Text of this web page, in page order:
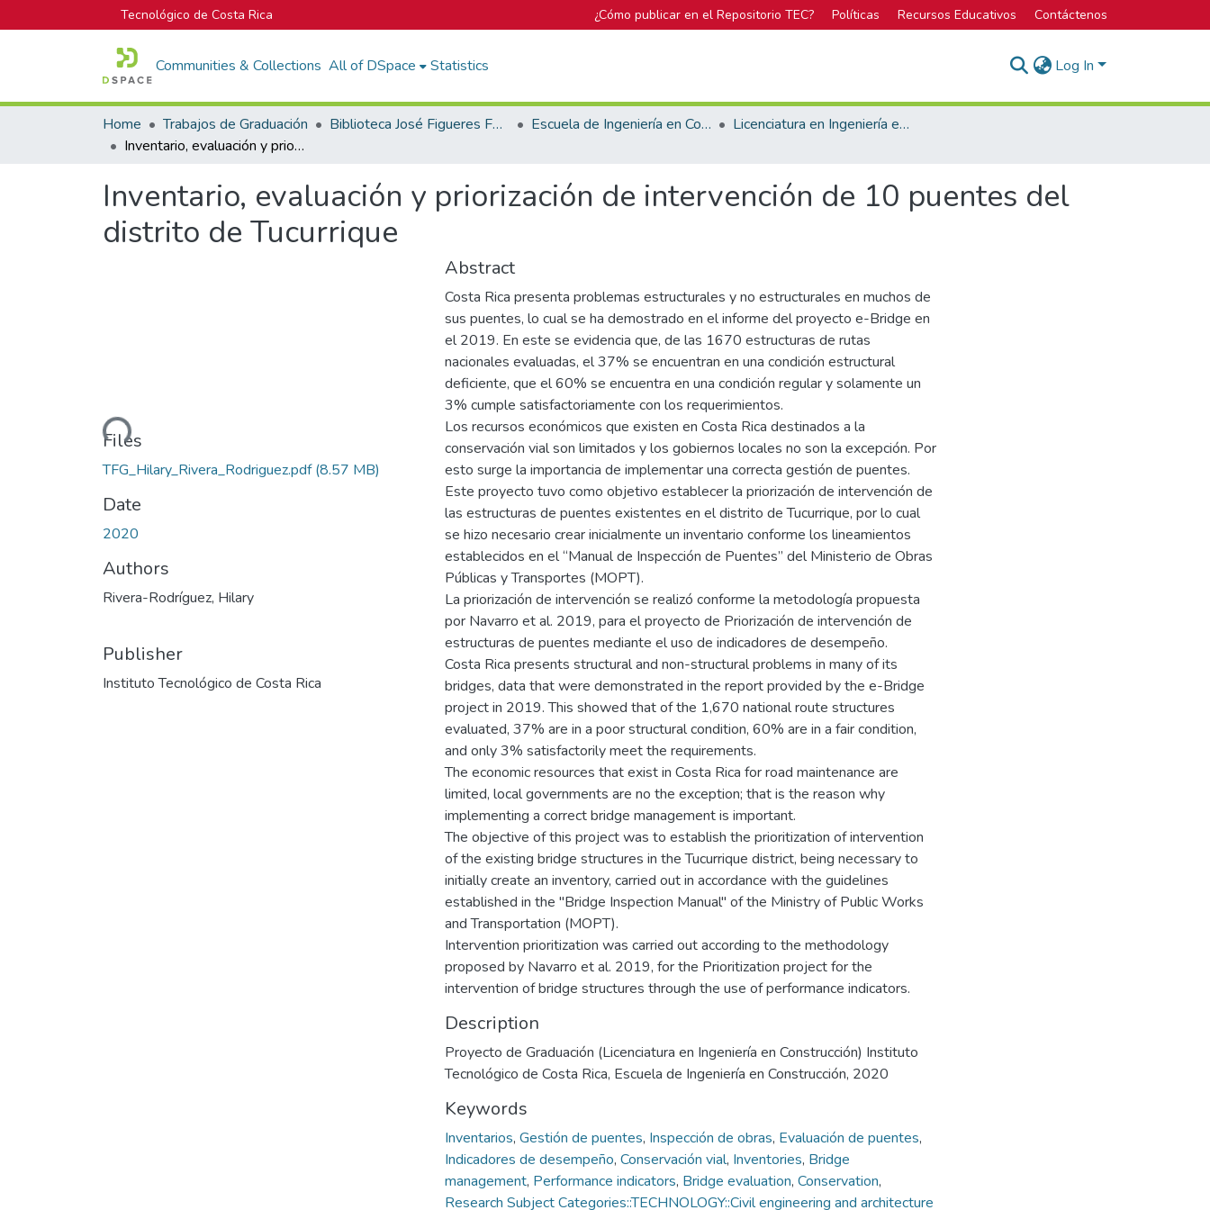
Tecnológico de Costa Rica ¿Cómo publicar en el Repositorio TEC? Políticas Recursos Educativos Contáctenos
Communities & Collections All of DSpace Statistics Log In
Home Trabajos de Graduación Biblioteca José Figueres Ferrer Escuela de Ingeniería en Construcción
Licenciatura en Ingeniería en Construcción
Inventario, evaluación y priorización de intervención de 10 puentes del distrito de Tucurrique
Inventario, evaluación y priorización de intervención de 10 puentes del
distrito de Tucurrique
Loading...
Files
TFG_Hilary_Rivera_Rodriguez.pdf(8.57 MB)
Date
2020
Authors
Rivera-Rodríguez, Hilary
Publisher
Instituto Tecnológico de Costa Rica
Abstract
Costa Rica presenta problemas estructurales y no estructurales en muchos de
sus puentes, lo cual se ha demostrado en el informe del proyecto e-Bridge en
el 2019. En este se evidencia que, de las 1670 estructuras de rutas
nacionales evaluadas, el 37% se encuentran en una condición estructural
deficiente, que el 60% se encuentra en una condición regular y solamente un
3% cumple satisfactoriamente con los requerimientos.
Los recursos económicos que existen en Costa Rica destinados a la
conservación vial son limitados y los gobiernos locales no son la excepción. Por
esto surge la importancia de implementar una correcta gestión de puentes.
Este proyecto tuvo como objetivo establecer la priorización de intervención de
las estructuras de puentes existentes en el distrito de Tucurrique, por lo cual
se hizo necesario crear inicialmente un inventario conforme los lineamientos
establecidos en el “Manual de Inspección de Puentes” del Ministerio de Obras
Públicas y Transportes (MOPT).
La priorización de intervención se realizó conforme la metodología propuesta
por Navarro et al. 2019, para el proyecto de Priorización de intervención de
estructuras de puentes mediante el uso de indicadores de desempeño.
Costa Rica presents structural and non-structural problems in many of its
bridges, data that were demonstrated in the report provided by the e-Bridge
project in 2019. This showed that of the 1,670 national route structures
evaluated, 37% are in a poor structural condition, 60% are in a fair condition,
and only 3% satisfactorily meet the requirements.
The economic resources that exist in Costa Rica for road maintenance are
limited, local governments are no the exception; that is the reason why
implementing a correct bridge management is important.
The objective of this project was to establish the prioritization of intervention
of the existing bridge structures in the Tucurrique district, being necessary to
initially create an inventory, carried out in accordance with the guidelines
established in the "Bridge Inspection Manual" of the Ministry of Public Works
and Transportation (MOPT).
Intervention prioritization was carried out according to the methodology
proposed by Navarro et al. 2019, for the Prioritization project for the
intervention of bridge structures through the use of performance indicators.
Description
Proyecto de Graduación (Licenciatura en Ingeniería en Construcción) Instituto
Tecnológico de Costa Rica, Escuela de Ingeniería en Construcción, 2020
Keywords
Inventarios, Gestión de puentes, Inspección de obras, Evaluación de puentes,
Indicadores de desempeño, Conservación vial, Inventories, Bridge
management, Performance indicators, Bridge evaluation, Conservation,
Research Subject Categories::TECHNOLOGY::Civil engineering and architecture